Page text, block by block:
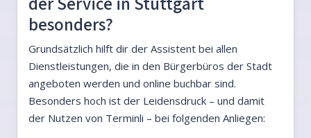
besonders?
Grundsätzlich hilft dir der Assistent bei allen
Dienstleistungen, die in den Bürgerbüros der Stadt
angeboten werden und online buchbar sind.
Besonders hoch ist der Leidensdruck – und damit
der Nutzen von Terminli – bei folgenden Anliegen: